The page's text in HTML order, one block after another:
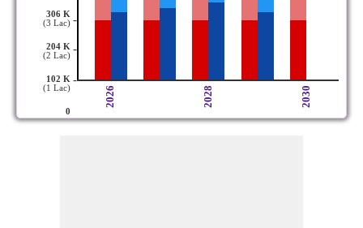
306 K
(3 Lac)
204 K
(2 Lac)
102 K
(1 Lac)
0
-
-
-
2026 2028 2030